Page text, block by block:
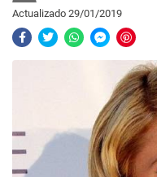
Actualizado 29/01/2019